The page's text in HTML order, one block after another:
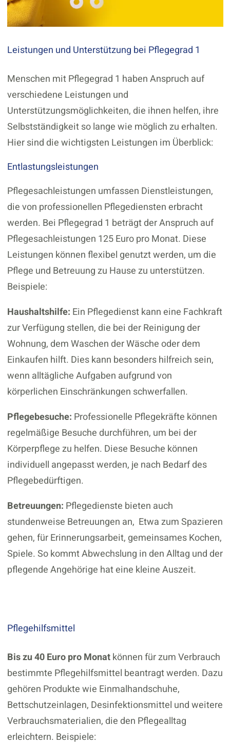
Leistungen und Unterstützung bei Pflegegrad 1
Menschen mit Pflegegrad 1 haben Anspruch auf
verschiedene Leistungen und
Unterstützungsmöglichkeiten, die ihnen helfen, ihre
Selbstständigkeit so lange wie möglich zu erhalten.
Hier sind die wichtigsten Leistungen im Überblick:
Entlastungsleistungen
Pflegesachleistungen umfassen Dienstleistungen,
die von professionellen Pflegediensten erbracht
werden. Bei Pflegegrad 1 beträgt der Anspruch auf
Pflegesachleistungen 125 Euro pro Monat. Diese
Leistungen können flexibel genutzt werden, um die
Pflege und Betreuung zu Hause zu unterstützen.
Beispiele:
Haushaltshilfe: Ein Pflegedienst kann eine Fachkraft
zur Verfügung stellen, die bei der Reinigung der
Wohnung, dem Waschen der Wäsche oder dem
Einkaufen hilft. Dies kann besonders hilfreich sein,
wenn alltägliche Aufgaben aufgrund von
körperlichen Einschränkungen schwerfallen.
Pflegebesuche: Professionelle Pflegekräfte können
regelmäßige Besuche durchführen, um bei der
Körperpflege zu helfen. Diese Besuche können
individuell angepasst werden, je nach Bedarf des
Pflegebedürftigen.
Betreuungen: Pflegedienste bieten auch
stundenweise Betreuungen an, Etwa zum Spazieren
gehen, für Erinnerungsarbeit, gemeinsames Kochen,
Spiele. So kommt Abwechslung in den Alltag und der
pflegende Angehörige hat eine kleine Auszeit.
Pflegehilfsmittel
Bis zu 40 Euro pro Monatkönnen für zum Verbrauch
bestimmte Pflegehilfsmittel beantragt werden. Dazu
gehören Produkte wie Einmalhandschuhe,
Bettschutzeinlagen, Desinfektionsmittel und weitere
Verbrauchsmaterialien, die den Pflegealltag
erleichtern. Beispiele: